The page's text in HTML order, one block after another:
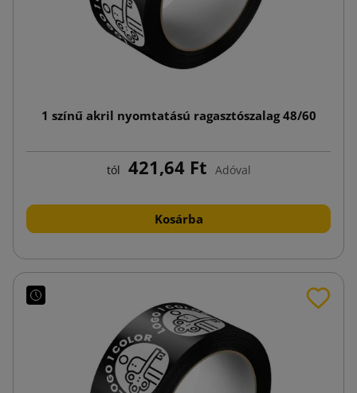
1 színű akril nyomtatású ragasztószalag 48/60
tól 421,64 Ft Adóval
Kosárba